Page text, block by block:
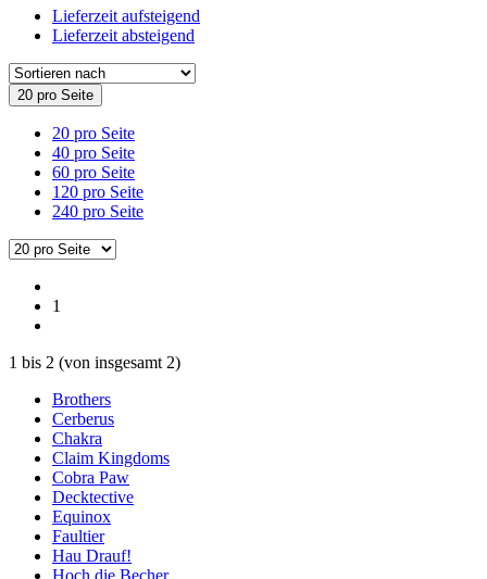
Lieferzeit aufsteigend
Lieferzeit absteigend
20 pro Seite
20 pro Seite
40 pro Seite
60 pro Seite
120 pro Seite
240 pro Seite
1
1 bis 2 (von insgesamt 2)
Brothers
Cerberus
Chakra
Claim Kingdoms
Cobra Paw
Decktective
Equinox
Faultier
Hau Drauf!
Hoch die Becher